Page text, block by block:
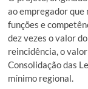
ao empregador
funções e
dez vezes o valor
reincidência, o
Consolidação das
mínimo regional.